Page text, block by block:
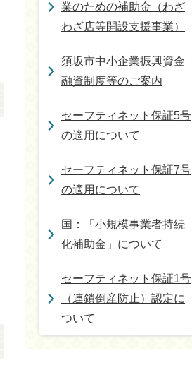
業のための補助金（わざ
わざ店等開設支援事業）
須坂市中小企業振興資金
融資制度等のご案内
セーフティネット保証5号
の適用について
セーフティネット保証7号
の適用について
国：「小規模事業者持続
化補助金」について
セーフティネット保証1号
（連鎖倒産防止）認定に
ついて